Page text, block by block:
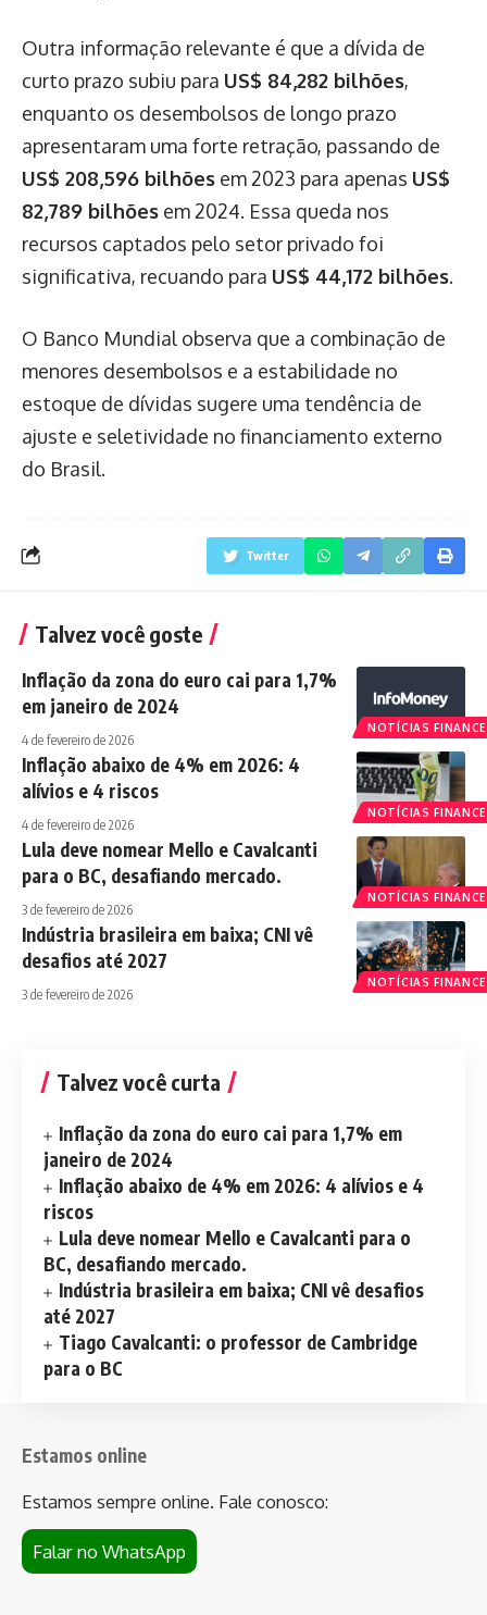
Outra informação relevante é que a dívida de
curto prazo subiu para US$ 84,282 bilhões,
enquanto os desembolsos de longo prazo
apresentaram uma forte retração, passando de
US$ 208,596 bilhões em 2023 para apenas US$
82,789 bilhões em 2024. Essa queda nos
recursos captados pelo setor privado foi
significativa, recuando para US$ 44,172 bilhões.
O Banco Mundial observa que a combinação de
menores desembolsos e a estabilidade no
estoque de dívidas sugere uma tendência de
ajuste e seletividade no financiamento externo
do Brasil.
Twitter
Talvez você goste
NOTÍCIAS
Inflação da zona do euro cai para 1,7%
em janeiro de 2024
4 de fevereiro de 2026
NOTÍCIAS
Inflação abaixo de 4% em 2026: 4
alívios e 4 riscos
4 de fevereiro de 2026
NOTÍCIAS
Lula deve nomear Mello e Cavalcanti
para o BC, desafiando mercado.
3 de fevereiro de 2026
NOTÍCIAS
Indústria brasileira em baixa; CNI vê
desafios até 2027
3 de fevereiro de 2026
Talvez você curta
Inflação da zona do euro cai para 1,7% em
janeiro de 2024
Inflação abaixo de 4% em 2026: 4 alívios e 4
riscos
Lula deve nomear Mello e Cavalcanti para o
BC, desafiando mercado.
Indústria brasileira em baixa; CNI vê desafios
até 2027
Tiago Cavalcanti: o professor de Cambridge
para o BC
Estamos online
Estamos sempre online. Fale conosco:
Falar no WhatsApp